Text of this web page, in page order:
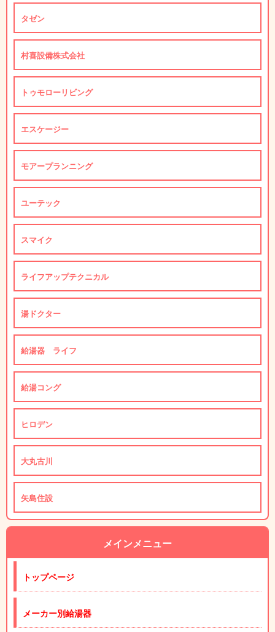
タゼン
村喜設備株式会社
トゥモローリビング
エスケージー
モアープランニング
ユーテック
スマイク
ライフアップテクニカル
湯ドクター
給湯器 ライフ
給湯コング
ヒロデン
大丸古川
矢島住設
メインメニュー
トップページ
メーカー別給湯器